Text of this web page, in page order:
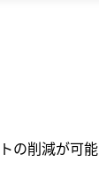
の削減が可